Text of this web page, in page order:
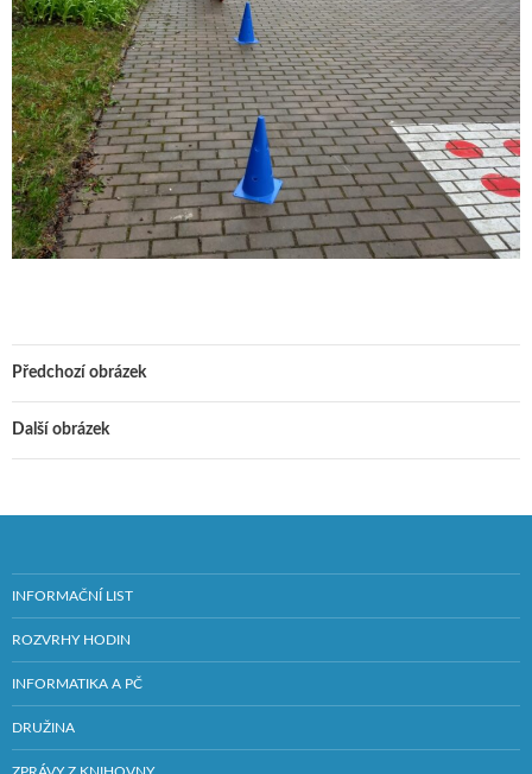
Předchozí obrázek
Další obrázek
INFORMAČNÍ LIST
ROZVRHY HODIN
INFORMATIKA A PČ
DRUŽINA